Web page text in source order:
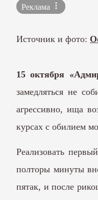
Реклама
Источник и фото:
15 октября
замедляться не
агрессивно, ища
курсах с обилием
Реализовать
полторы минуты
пятак, и после